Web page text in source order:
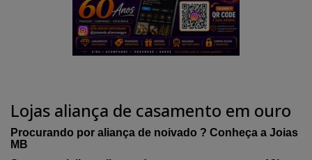
Lojas aliança de casamento em ouro
Procurando por aliança de noivado ? Conheça a Joias
MB